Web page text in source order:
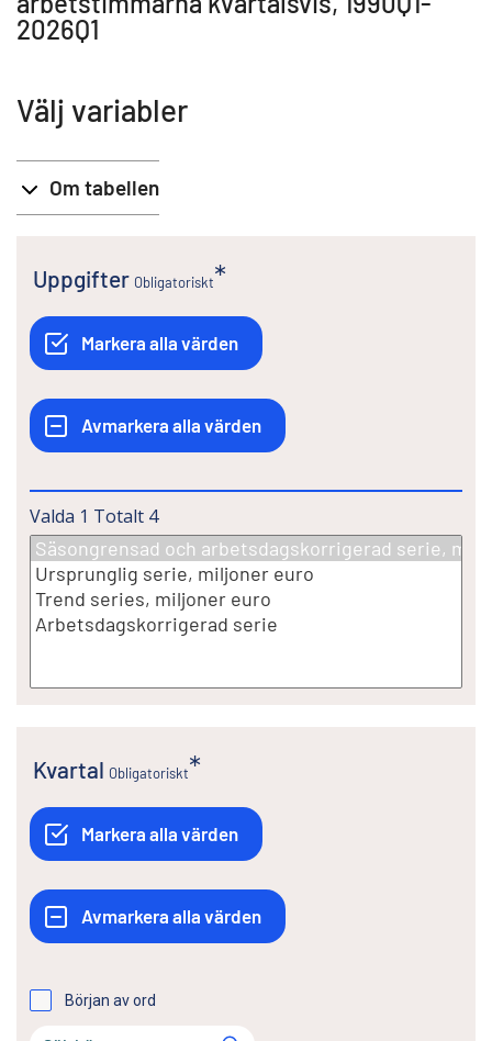
2026Q1
Välj variabler
Om tabellen
Uppgifter Obligatoriskt
Valda 1 Totalt 4
Kvartal Obligatoriskt
Början av ord